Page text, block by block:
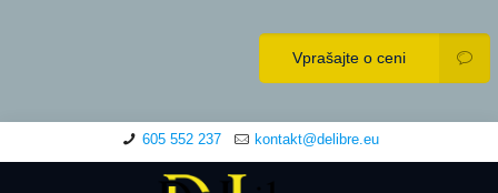
Vprašajte o ceni
605 552 237 kontakt@delibre.eu